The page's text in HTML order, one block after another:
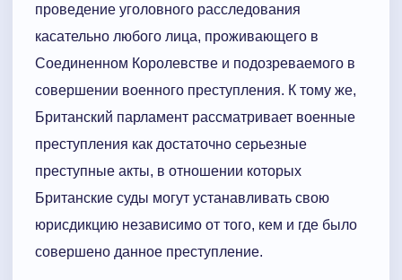
проведение уголовного расследования
касательно любого лица, проживающего в
Соединенном Королевстве и подозреваемого в
совершении военного преступления. К тому же,
Британский парламент рассматривает военные
преступления как достаточно серьезные
преступные акты, в отношении которых
Британские суды могут устанавливать свою
юрисдикцию независимо от того, кем и где было
совершено данное преступление.